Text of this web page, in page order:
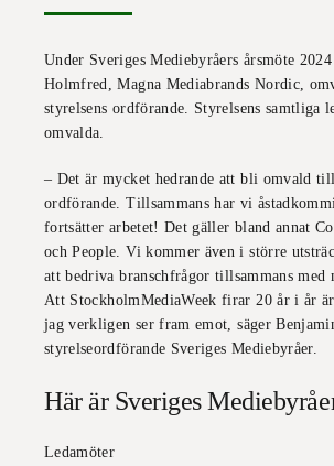
Under Sveriges Mediebyråers årsmöte
Holmfred, Magna Mediabrands Nordic,
styrelsens ordförande. Styrelsens samtliga
omvalda.
– Det är mycket hedrande att bli omvald
ordförande. Tillsammans har vi
fortsätter arbetet! Det gäller bland annat
och People. Vi kommer även i större
att bedriva branschfrågor tillsammans med
Att StockholmMediaWeek firar 20 år i år
jag verkligen ser fram emot, säger
styrelseordförande Sveriges Mediebyråer.
Här är Sveriges
Ledamöter